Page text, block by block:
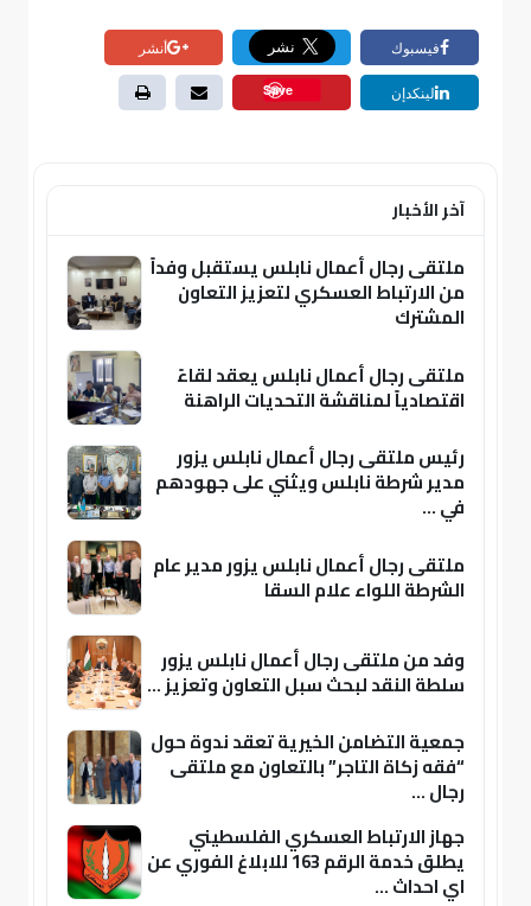
فيسبوك أنشر
لينكدإن Save
آخر الأخبار
ملتقى رجال أعمال نابلس يستقبل وفداً
من الارتباط العسكري لتعزيز التعاون
المشترك
ملتقى رجال أعمال نابلس يعقد لقاءً
اقتصادياً لمناقشة التحديات الراهنة
رئيس ملتقى رجال أعمال نابلس يزور
مدير شرطة نابلس ويثني على جهودهم
في ...
ملتقى رجال أعمال نابلس يزور مدير عام
الشرطة اللواء علام السقا
وفد من ملتقى رجال أعمال نابلس يزور
سلطة النقد لبحث سبل التعاون وتعزيز ...
جمعية التضامن الخيرية تعقد ندوة حول
“فقه زكاة التاجر” بالتعاون مع ملتقى
رجال ...
جهاز الارتباط العسكري الفلسطيني
يطلق خدمة الرقم 163 للابلاغ الفوري عن
اي احداث ...